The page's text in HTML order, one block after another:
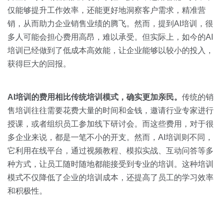
房地产
金融
按角色
销售管理
按业务场景
交易跟进
全部
白皮书
预约演示
仅能够提升工作效率，还能更好地洞察客户需求，精准营
销，从而助力企业销售业绩的腾飞。然而，提到AI培训，很
多人可能会担心费用高昂，难以承受。但实际上，如今的AI
培训已经做到了低成本高效能，让企业能够以较小的投入，
获得巨大的回报。
AI 培训的费用相比传统培训模式，确实更加亲民。 传统的销
售培训往往需要花费大量的时间和金钱，邀请行业专家进行
授课，或者组织员工参加线下研讨会。而这些费用，对于很
多企业来说，都是一笔不小的开支。然而，AI培训则不同，
它利用在线平台，通过视频教程、模拟实战、互动问答等多
种方式，让员工随时随地都能接受到专业的培训。这种培训
模式不仅降低了企业的培训成本，还提高了员工的学习效率
和积极性。